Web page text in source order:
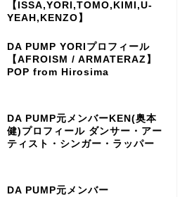
【ISSA,YORI,TOMO,KIMI,U-
YEAH,KENZO】
DA PUMP YORIプロフィール
【AFROISM / ARMATERAZ】
POP from Hirosima
DA PUMP元メンバーKEN(奥本
健)プロフィール ダンサー・アー
ティスト・シンガー・ラッパー
DA PUMP元メンバー